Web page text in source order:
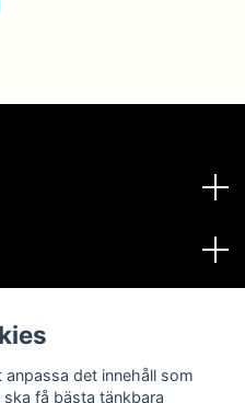
det innehåll som
få bästa tänkbara